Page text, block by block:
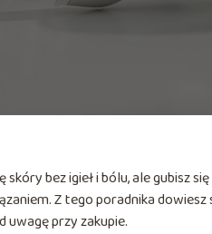
skóry bez igieł i bólu, ale gubisz
Z tego poradnika
przy zakupie.